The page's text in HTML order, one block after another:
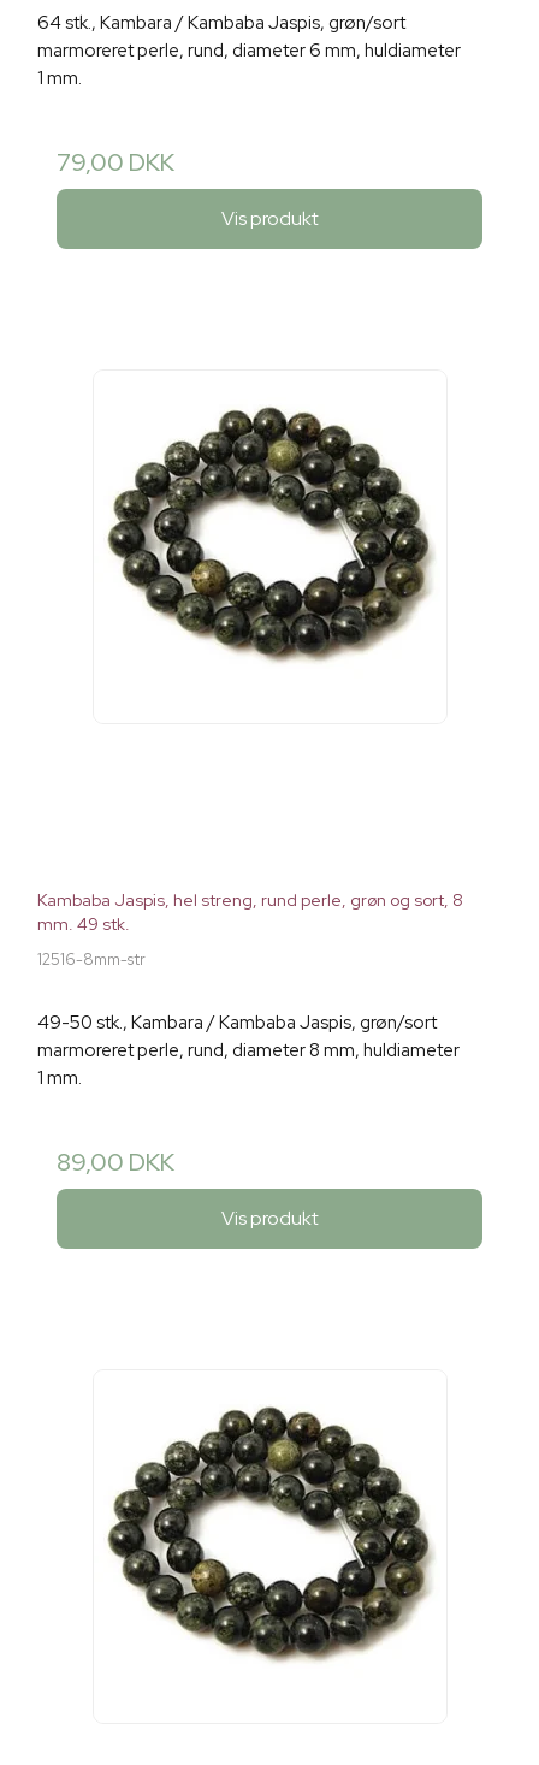
64 stk., Kambara / Kambaba Jaspis, grøn/sort
marmoreret perle, rund, diameter 6 mm, huldiameter
1 mm.
79,00 DKK
Vis produkt
Kambaba Jaspis, hel streng, rund perle, grøn og sort, 8
mm. 49 stk.
12516-8mm-str
49-50 stk., Kambara / Kambaba Jaspis, grøn/sort
marmoreret perle, rund, diameter 8 mm, huldiameter
1 mm.
89,00 DKK
Vis produkt